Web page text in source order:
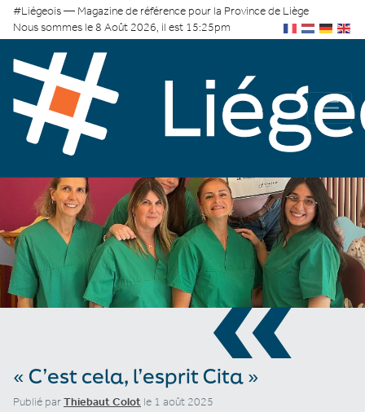
#Liégeois — Magazine de référence pour la Province de Liège
Nous sommes le 8 Août 2026, il est 15:25pm
«
« C’est cela, l’esprit Cita »
Publié parThiebaut Colot le 1 août 2025